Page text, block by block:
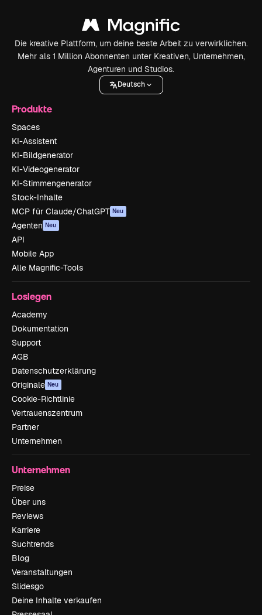
Die kreative Plattform, um deine beste Arbeit zu verwirklichen.
Mehr als 1 Million Abonnenten unter Kreativen, Unternehmen,
Agenturen und Studios.
Deutsch
Produkte
Spaces
KI-Assistent
KI-Bildgenerator
KI-Videogenerator
KI-Stimmengenerator
Stock-Inhalte
MCP für Claude/ChatGPT Neu
Agenten Neu
API
Mobile App
Alle Magnific-Tools
Loslegen
Academy
Dokumentation
Support
AGB
Datenschutzerklärung
Originale Neu
Cookie-Richtlinie
Vertrauenszentrum
Partner
Unternehmen
Unternehmen
Preise
Über uns
Reviews
Karriere
Suchtrends
Blog
Veranstaltungen
Slidesgo
Deine Inhalte verkaufen